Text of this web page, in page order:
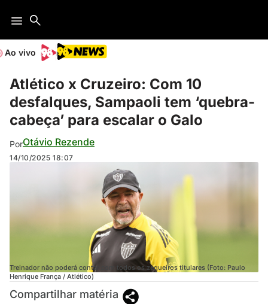
Ao vivo
Atlético x Cruzeiro: Com 10
desfalques, Sampaoli tem ‘quebra-
cabeça’ para escalar o Galo
PorOtávio Rezende
14/10/2025 18:07
Treinador não poderá contar com todos os zagueiros titulares (Foto: Paulo
Henrique França / Atlético)
Compartilhar matéria